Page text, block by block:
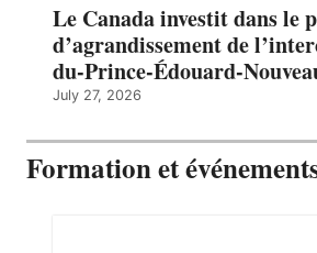
Le Canada investit dans le
d’agrandissement de
du-Prince-Édouard-
July 27, 2026
Formation et